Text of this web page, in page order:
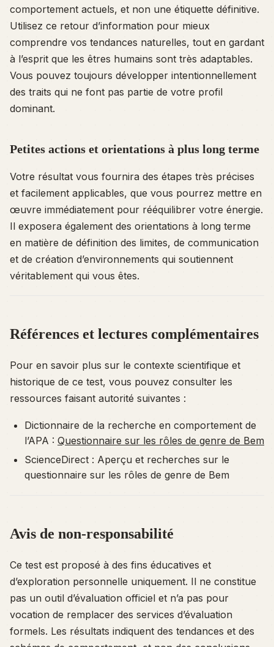
comportement actuels, et non une étiquette définitive.
Utilisez ce retour d’information pour mieux
comprendre vos tendances naturelles, tout en gardant
à l’esprit que les êtres humains sont très adaptables.
Vous pouvez toujours développer intentionnellement
des traits qui ne font pas partie de votre profil
dominant.
Petites actions et orientations à plus long terme
Votre résultat vous fournira des étapes très précises
et facilement applicables, que vous pourrez mettre en
œuvre immédiatement pour rééquilibrer votre énergie.
Il exposera également des orientations à long terme
en matière de définition des limites, de communication
et de création d’environnements qui soutiennent
véritablement qui vous êtes.
Références et lectures complémentaires
Pour en savoir plus sur le contexte scientifique et
historique de ce test, vous pouvez consulter les
ressources faisant autorité suivantes :
Dictionnaire de la recherche en comportement de
l’APA : Questionnaire sur les rôles de genre de Bem
ScienceDirect : Aperçu et recherches sur le
questionnaire sur les rôles de genre de Bem
Avis de non-responsabilité
Ce test est proposé à des fins éducatives et
d’exploration personnelle uniquement. Il ne constitue
pas un outil d’évaluation officiel et n’a pas pour
vocation de remplacer des services d’évaluation
formels. Les résultats indiquent des tendances et des